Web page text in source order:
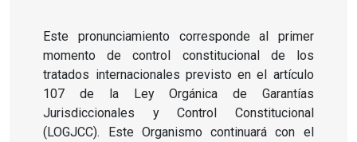
Este pronunciamiento corresponde al primer
momento de control constitucional de los
tratados internacionales previsto en el artículo
107 de la Ley Orgánica de Garantías
Jurisdiccionales y Control Constitucional
(LOGJCC). Este Organismo continuará con el